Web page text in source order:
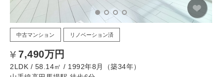
中古マンション リノベーション済
7,490万円
2LDK / 58.14㎡ / 1992年8月（築34年）